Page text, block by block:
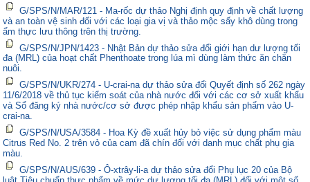
G/SPS/N/MAR/121 - Ma-rốc dự thảo Nghị định quy định về chất lượng
và an toàn vệ sinh đối với các loại gia vị và thảo mộc sấy khô dùng trong
ẩm thực lưu thông trên thị trường.
G/SPS/N/JPN/1423 - Nhật Bản dự thảo sửa đổi giới hạn dư lượng tối
đa (MRL) của hoạt chất Phenthoate trong lúa mì dùng làm thức ăn chăn
nuôi.
G/SPS/N/UKR/274 - U-crai-na dự thảo sửa đổi Quyết định số 262 ngày
11/6/2018 về thủ tục kiểm soát của nhà nước đối với các cơ sở xuất khẩu
và Sổ đăng ký nhà nước/cơ sở được phép nhập khẩu sản phẩm vào U-
crai-na.
G/SPS/N/USA/3584 - Hoa Kỳ đề xuất hủy bỏ việc sử dụng phẩm màu
Citrus Red No. 2 trên vỏ của cam đã chín đối với danh mục chất phụ gia
màu.
G/SPS/N/AUS/639 - Ô-xtrây-li-a dự thảo sửa đổi Phụ lục 20 của Bộ